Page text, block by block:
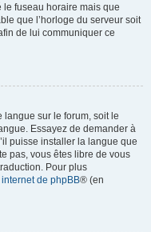
le fuseau horaire mais que
que l’horloge du serveur soit
de lui communiquer ce
langue sur le forum, soit le
Essayez de demander à
puisse installer la langue que
pas, vous êtes libre de vous
Pour plus
internet de phpBB® (en